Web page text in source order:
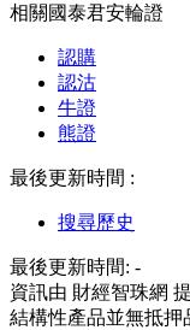
相關國泰君安輪證
認購
認沽
牛證
熊證
最後更新時間 :
搜尋歷史
最後更新時間: -
資訊由 財經智珠網
結構性產品並無抵押